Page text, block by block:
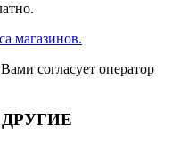
магазинов.
согласует оператор